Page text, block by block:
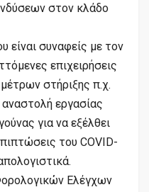
στον κλάδο
συναφείς με τον
επιχειρήσεις
στήριξης π.χ.
εργασίας
για να εξέλθει
του COVID-
Ελέγχων